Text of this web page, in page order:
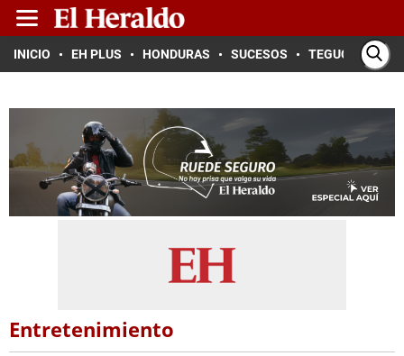
INICIO EH PLUS HONDURAS SUCESOS TEGUCIGALPA
Entretenimiento